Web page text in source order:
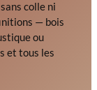
colle ni
— bois
ou
et tous les